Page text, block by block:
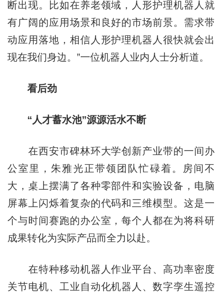
断出现。比如在养老领域，人形护理机器人就
有广阔的应用场景和良好的市场前景。需求带
动应用落地，相信人形护理机器人很快就会出
现在我们身边。”一位机器人业内人士分析道。
看后劲
“人才蓄水池”源源活水不断
在西安市碑林环大学创新产业带的一间办
公室里，朱雅光正带领团队忙碌着。房间不
大，桌上摆满了各种零部件和实验设备，电脑
屏幕上闪烁着复杂的代码和三维模型。这是一
个与时间赛跑的办公室，每个人都在为将科研
成果转化为实际产品而全力以赴。
在特种移动机器人作业平台、高功率密度
关节电机、工业自动化机器人、数字孪生遥控